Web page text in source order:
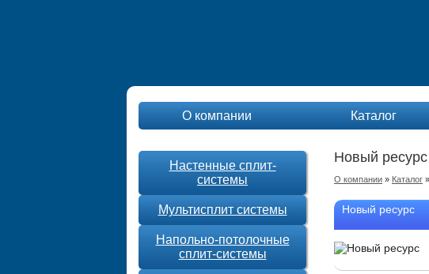
О компании Каталог
Настенные сплит-
системы
Мультисплит системы
Напольно-потолочные
сплит-системы
Новый ресурс
О компании » Каталог »
Новый ресурс